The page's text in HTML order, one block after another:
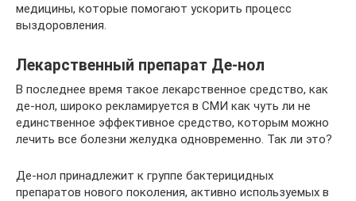
медицины, которые помогают ускорить процесс
выздоровления.
Лекарственный препарат Де-нол
В последнее время такое лекарственное средство, как
де-нол, широко рекламируется в СМИ как чуть ли не
единственное эффективное средство, которым можно
лечить все болезни желудка одновременно. Так ли это?
Де-нол принадлежит к группе бактерицидных
препаратов нового поколения, активно используемых в